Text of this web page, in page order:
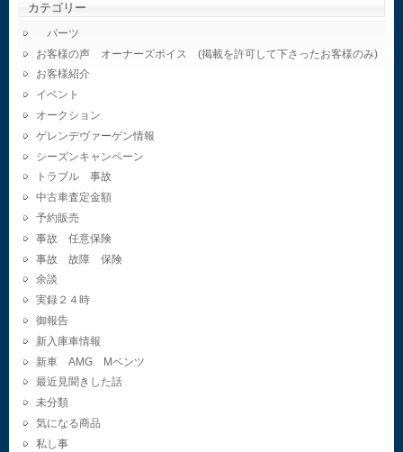
カテゴリー
パーツ
お客様の声 オーナーズボイス (掲載を許可して下さったお客様のみ)
お客様紹介
イベント
オークション
ゲレンデヴァーゲン情報
シーズンキャンペーン
トラブル 事故
中古車査定金額
予約販売
事故 任意保険
事故 故障 保険
余談
実録２４時
御報告
新入庫車情報
新車 AMG Mベンツ
最近見聞きした話
未分類
気になる商品
私し事